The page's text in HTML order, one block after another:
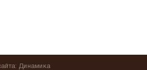
: Динамика